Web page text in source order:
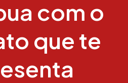
com o
que te